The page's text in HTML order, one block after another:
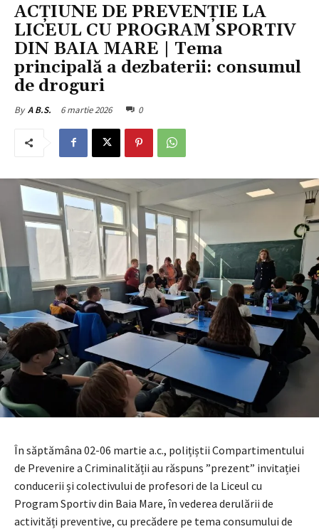
ACȚIUNE DE PREVENȚIE LA
LICEUL CU PROGRAM SPORTIV
DIN BAIA MARE | Tema
principală a dezbaterii: consumul
de droguri
By A B.S. 6 martie 2026 0
În săptămâna 02-06 martie a.c., polițiștii Compartimentului
de Prevenire a Criminalității au răspuns ”prezent” invitației
conducerii și colectivului de profesori de la Liceul cu
Program Sportiv din Baia Mare, în vederea derulării de
activități preventive, cu precădere pe tema consumului de